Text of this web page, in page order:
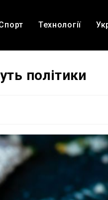
Технології
політики